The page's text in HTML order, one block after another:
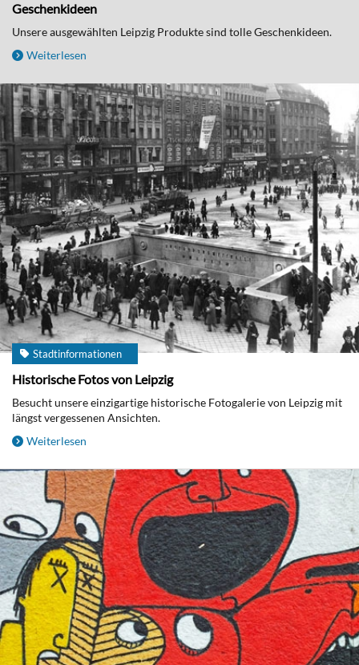
Geschenkideen
Unsere ausgewählten Leipzig Produkte sind tolle Geschenkideen.
Weiterlesen
Stadtinformationen
Historische Fotos von Leipzig
Besucht unsere einzigartige historische Fotogalerie von Leipzig mit
längst vergessenen Ansichten.
Weiterlesen